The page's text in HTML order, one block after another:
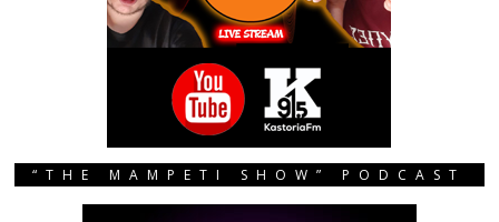
“THE MAMPETI SHOW” PODCAST